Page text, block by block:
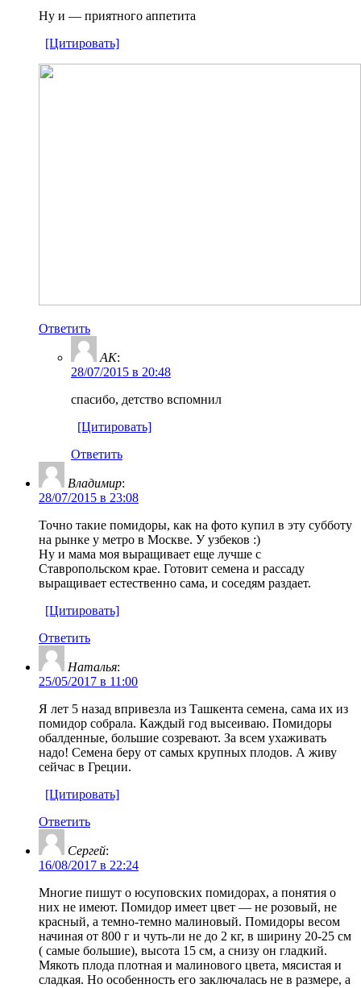
Ну и — приятного аппетита
[Цитировать]
Ответить
AK:
28/07/2015 в 20:48
спасибо, детство вспомнил
[Цитировать]
Ответить
Владимир:
28/07/2015 в 23:08
Точно такие помидоры, как на фото купил в эту субботу
на рынке у метро в Москве. У узбеков :)
Ну и мама моя выращивает еще лучше с
Ставропольском крае. Готовит семена и рассаду
выращивает естественно сама, и соседям раздает.
[Цитировать]
Ответить
Наталья:
25/05/2017 в 11:00
Я лет 5 назад впривезла из Ташкента семена, сама их из
помидор собрала. Каждый год высеиваю. Помидоры
обалденные, большие созревают. За всем ухаживать
надо! Семена беру от самых крупных плодов. А живу
сейчас в Греции.
[Цитировать]
Ответить
Сергей:
16/08/2017 в 22:24
Многие пишут о юсуповских помидорах, а понятия о
них не имеют. Помидор имеет цвет — не розовый, не
красный, а темно-темно малиновый. Помидоры весом
начиная от 800 г и чуть-ли не до 2 кг, в ширину 20-25 см
( самые большие), высота 15 см, а снизу он гладкий.
Мякоть плода плотная и малинового цвета, мясистая и
сладкая. Но особенность его заключалась не в размере, а